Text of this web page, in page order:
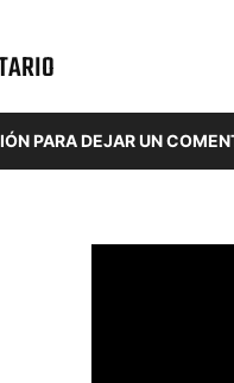
PARA DEJAR UN